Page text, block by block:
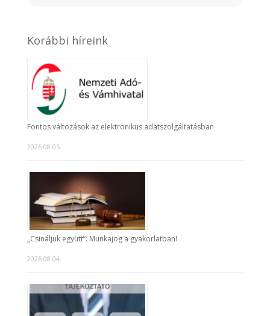
Korábbi híreink
Fontos változások az elektronikus adatszolgáltatásban
2026.08.05.
„Csináljuk együtt”: Munkajog a gyakorlatban!
2026.08.04.